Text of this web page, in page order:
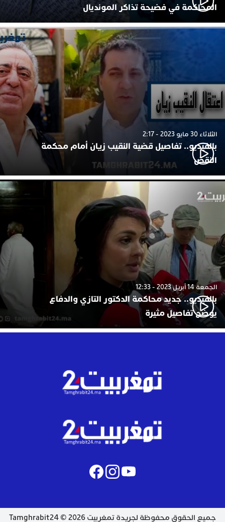
المحاكمة في فضيحة تذاكر المونديال
الثلاثاء 30 مايو 2023 - 2:17
بالفيديو.. تفاصيل قضية النقيب زيان أمام محكمة
النقض
الجمعة 14 أبريل 2023 - 12:33
بالفيديو.. جديد محاكمة الدكتور التازي والدفاع
يوضح تفاصيل مثيرة
جميع الحقوق محفوظة لجريدة تمغربيت 2026 © Tamghrabit24